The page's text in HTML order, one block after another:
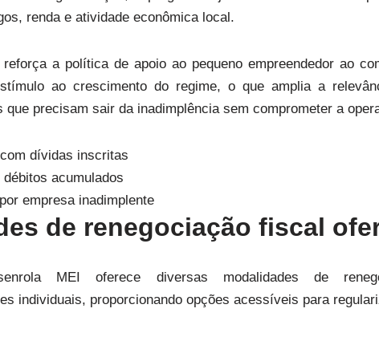
renda e atividade econômica local.
a política de apoio ao pequeno empreendedor ao
ao crescimento do regime, o que amplia a
que precisam sair da inadimplência sem comprometer a
dívidas inscritas
acumulados
empresa inadimplente
de renegociação fiscal
MEI oferece diversas modalidades de
individuais, proporcionando opções acessíveis para